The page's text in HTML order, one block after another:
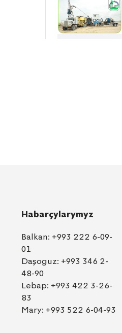
Habarçylarymyz
Balkan: +993 222 6-09-
01
Daşoguz: +993 346 2-
48-90
Lebap: +993 422 3-26-
83
Mary: +993 522 6-04-93